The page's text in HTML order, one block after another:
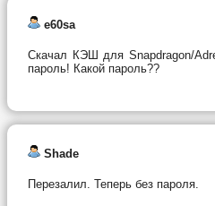
e60sa
Скачал КЭШ для Snapdragon/
пароль! Какой пароль??
Shade
Перезалил. Теперь без пароля.